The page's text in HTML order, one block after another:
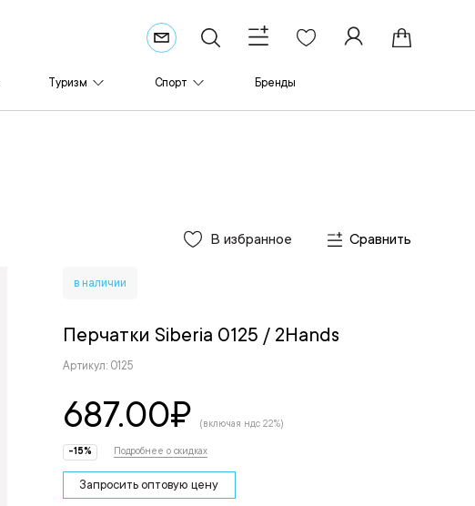
Туризм Спорт Бренды
В избранное Сравнить
в наличии
Перчатки Siberia 0125 / 2Hands
Артикул: 0125
687.00₽ (включая ндс 22%)
-15% Подробнее о скидках
Запросить оптовую цену